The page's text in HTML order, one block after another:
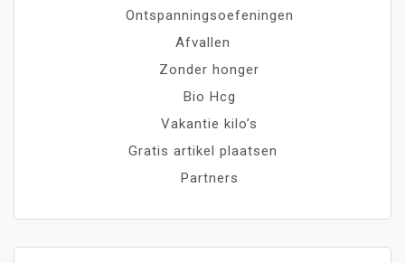
Ontspanningsoefeningen
Afvallen
Zonder honger
Bio Hcg
Vakantie kilo’s
Gratis artikel plaatsen
Partners